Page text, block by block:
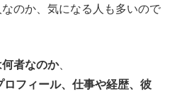
のか、気になる人も多いので
者なのか、
フィール、仕事や経歴、彼